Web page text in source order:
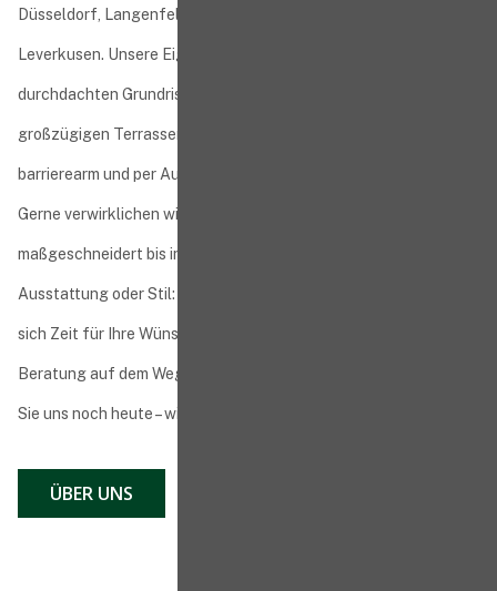
Düsseldorf, Langenfeld, Hilden, Monheim, Erkrath und
Leverkusen. Unsere Eigentumswohnungen überzeugen mit
durchdachten Grundrissen, heller Raumgestaltung sowie
großzügigen Terrassen oder Balkonen. Die Wohnungen sind
barrierearm und per Aufzug erreichbar.
Gerne verwirklichen wir Ihre ganz persönliche Traumwohnung –
maßgeschneidert bis ins Detail. Ob Grundriss, Materialien,
Ausstattung oder Stil: Unsere hausinternen Architekten nehmen
sich Zeit für Ihre Wünsche und begleiten Sie mit individueller
Beratung auf dem Weg zu Ihrem neuen Zuhause. Kontaktieren
Sie uns noch heute – wir freuen uns auf das Gespräch mit Ihnen!
ÜBER UNS